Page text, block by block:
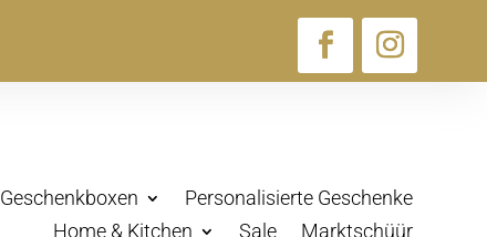
Geschenkboxen
Personalisierte Geschenke
Home & Kitchen
Sale Marktschüür